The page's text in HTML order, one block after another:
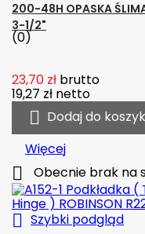
200-48H OPASKA
3-1/2"
(0)
23,70 zł brutto
19,27 zł netto
 Dodaj do
Więcej
 Obecnie brak na
 Szybki podgląd